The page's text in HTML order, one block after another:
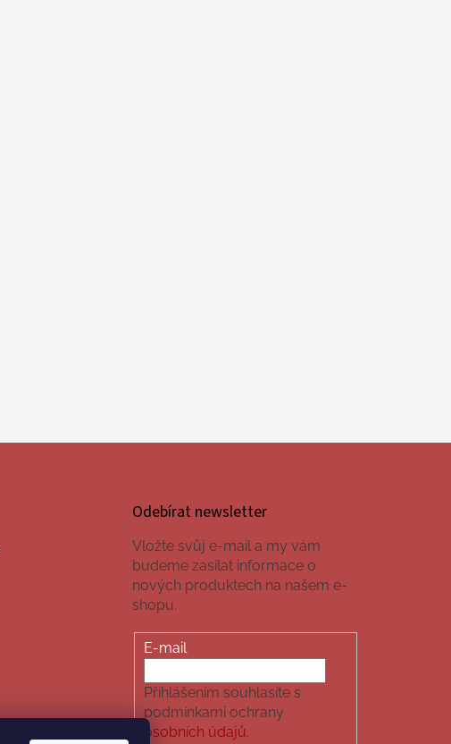
Odebírat newsletter
Vložte svůj e-mail a my vám
budeme zasílat informace o
nových produktech na našem e-
shopu.
E-mail
Přihlášením souhlasíte s
podmínkami ochrany
osobních údajů.